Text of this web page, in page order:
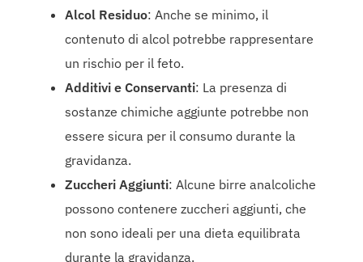
Alcol Residuo: Anche se minimo, il
contenuto di alcol potrebbe rappresentare
un rischio per il feto.
Additivi e Conservanti: La presenza di
sostanze chimiche aggiunte potrebbe non
essere sicura per il consumo durante la
gravidanza.
Zuccheri Aggiunti: Alcune birre analcoliche
possono contenere zuccheri aggiunti, che
non sono ideali per una dieta equilibrata
durante la gravidanza.